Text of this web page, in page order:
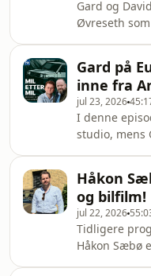
information.
Gard og
Øvreseth
Hva som er
er selvsagt
Acast. See
information.
Gard på
inne fra
jul 23, 2026
I denne
studio, mens
snakkes
Autobahn-
du biltur,
dette! Til slutt
Ferrari V12
Håkon
og bilfilm!
jul 22, 2026
Tidligere
Håkon Sæbø